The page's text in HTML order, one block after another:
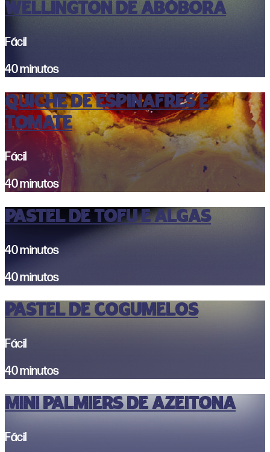
WELLINGTON DE ABÓBORA
Fácil
40 minutos
QUICHE DE ESPINAFRES E
TOMATE
Fácil
40 minutos
PASTEL DE TOFU E ALGAS
40 minutos
40 minutos
PASTEL DE COGUMELOS
Fácil
40 minutos
MINI PALMIERS DE AZEITONA
Fácil